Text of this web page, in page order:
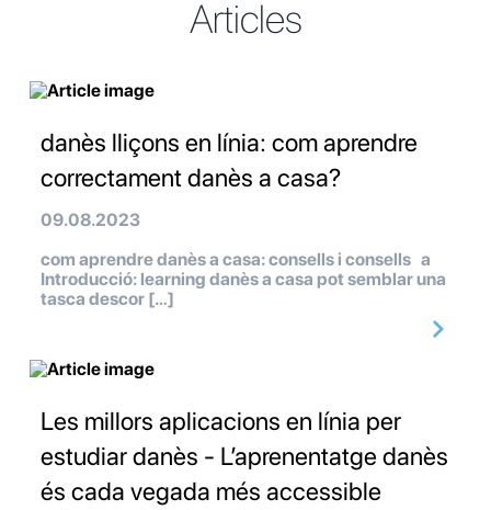
Articles
danès lliçons en línia: com aprendre
correctament danès a casa?
09.08.2023
com aprendre danès a casa: consells i consells a
Introducció: learning danès a casa pot semblar una
tasca descor […]
Les millors aplicacions en línia per
estudiar danès - L’aprenentatge danès
és cada vegada més accessible